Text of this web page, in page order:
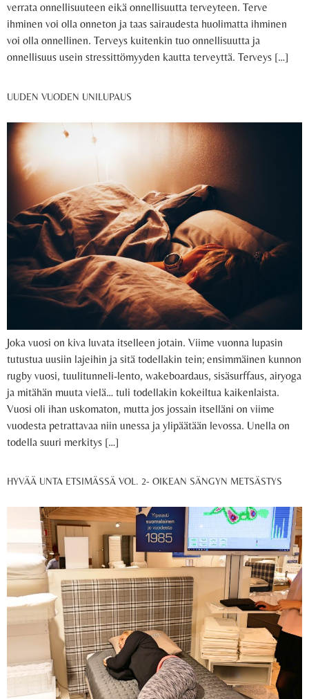
verrata onnellisuuteen eikä onnellisuutta terveyteen. Terve
ihminen voi olla onneton ja taas sairaudesta huolimatta ihminen
voi olla onnellinen. Terveys kuitenkin tuo onnellisuutta ja
onnellisuus usein stressittömyyden kautta terveyttä. Terveys […]
UUDEN VUODEN UNILUPAUS
Joka vuosi on kiva luvata itselleen jotain. Viime vuonna lupasin
tutustua uusiin lajeihin ja sitä todellakin tein; ensimmäinen kunnon
rugby vuosi, tuulitunneli-lento, wakeboardaus, sisäsurffaus, airyoga
ja mitähän muuta vielä… tuli todellakin kokeiltua kaikenlaista.
Vuosi oli ihan uskomaton, mutta jos jossain itselläni on viime
vuodesta petrattavaa niin unessa ja ylipäätään levossa. Unella on
todella suuri merkitys […]
HYVÄÄ UNTA ETSIMÄSSÄ VOL. 2- OIKEAN SÄNGYN METSÄSTYS